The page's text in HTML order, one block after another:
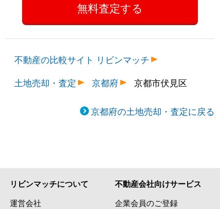
不動産の比較サイト リビンマッチ
土地売却・査定
京都府 京都市伏見区
京都府の土地売却・査定に戻る
リビンマッチについて
運営会社
不動産会社向けサービス
企業会員のご登録